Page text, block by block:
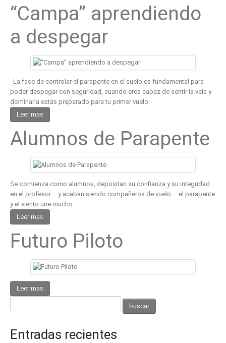
“Campa” aprendiendo
a despegar
La fase de controlar el parapente en el suelo es fundamental para
poder despegar con seguridad, cuando eres capaz de sentir la vela y
dominarla estás preparado para tu primer vuelo.
Leer mas
Alumnos de Parapente
Se comienza como alumnos, depositan su confianza y su integridad
en el profesor.....y acaban siendo compañeros de vuelo.....el parapente
y el viento une mucho.
Leer mas
Futuro Piloto
Leer mas
Entradas recientes